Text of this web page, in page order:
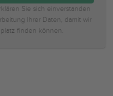
Sie sich einverstanden
Ihrer Daten, damit wir
finden können.